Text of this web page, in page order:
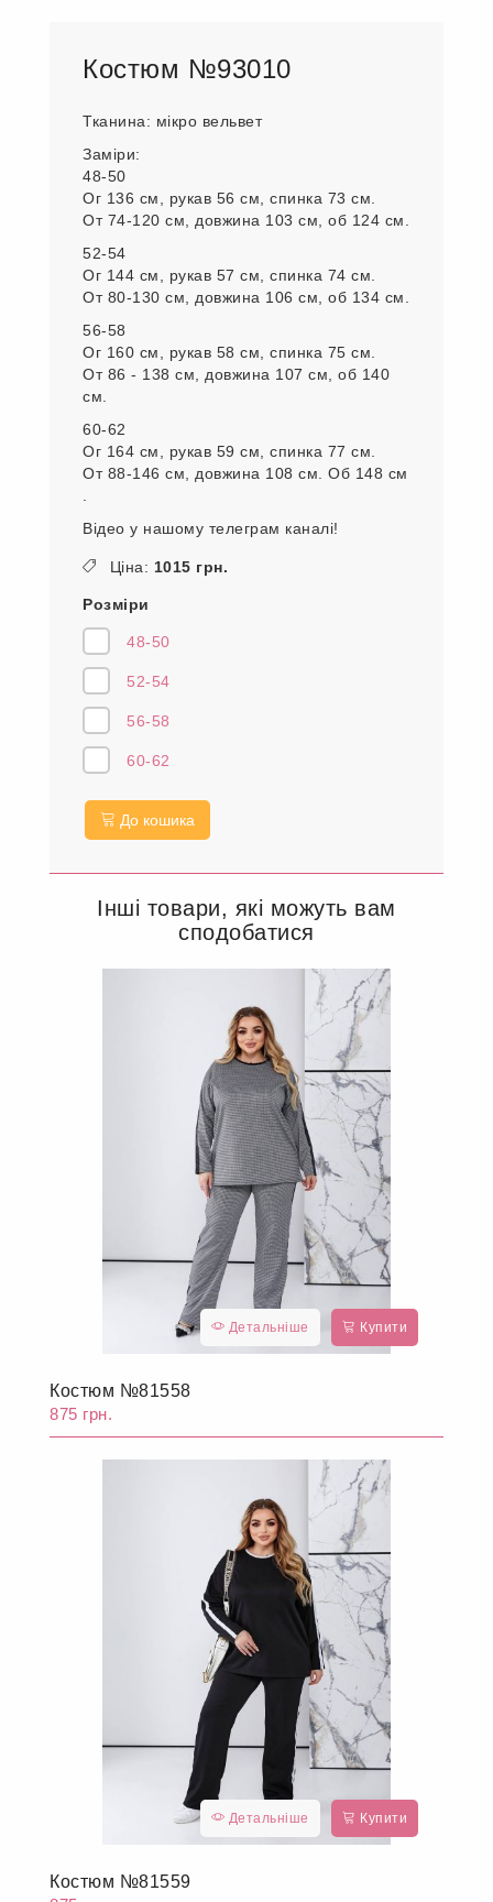
Костюм №93010
Тканина: мікро вельвет
Заміри:
48-50
Ог 136 см, рукав 56 см, спинка 73 см.
От 74-120 см, довжина 103 см, об 124 см.
52-54
Ог 144 см, рукав 57 см, спинка 74 см.
От 80-130 см, довжина 106 см, об 134 см.
56-58
Ог 160 см, рукав 58 см, спинка 75 см.
От 86 - 138 см, довжина 107 см, об 140
см.
60-62
Ог 164 см, рукав 59 см, спинка 77 см.
От 88-146 см, довжина 108 см. Об 148 см
Відео у нашому телеграм каналі!
Ціна: 1015 грн.
Розміри
48-50
52-54
56-58
60-62
До кошика
Інші товари, які можуть вам
сподобатися
Детальніше Купити
Костюм №81558
875 грн.
Детальніше Купити
Костюм №81559